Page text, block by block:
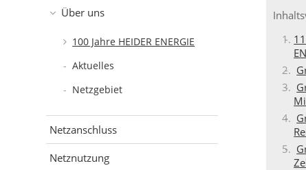
Über uns
100 Jahre HEIDER ENERGIE
Aktuelles
Netzgebiet
Netzanschluss
Netznutzung